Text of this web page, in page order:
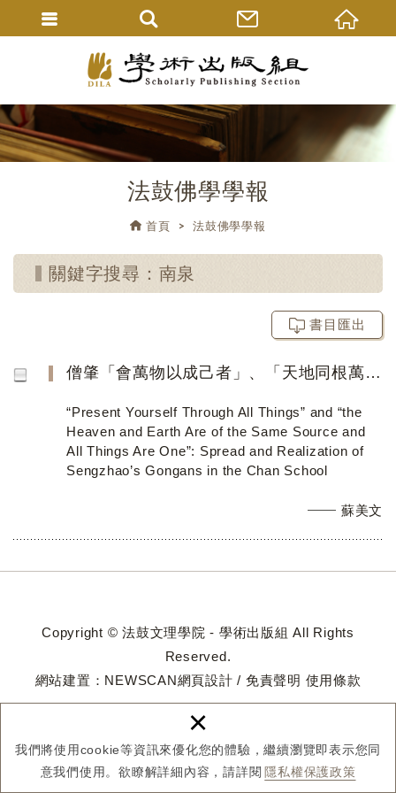
我們將使用cookie等資訊來優化您的體驗，繼續瀏覽即表示您同
意我們使用。欲瞭解詳細內容，請詳閱 隱私權保護政策
×
法鼓佛學學報
首頁 法鼓佛學學報
關鍵字搜尋：南泉
書目匯出
僧肇「會萬物以成己者」、「天地同根萬物一體」 在禪門的公案傳衍與啟悟
“Present Yourself Through All Things” and “the
Heaven and Earth Are of the Same Source and
All Things Are One”: Spread and Realization of
Sengzhao’s Gongans in the Chan School
蘇美文
Copyright © 法鼓文理學院 - 學術出版組 All Rights
Reserved.
網站建置： NEWSCAN網頁設計 / 免責聲明 使用條款